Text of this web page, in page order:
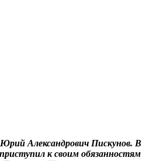
Александрович Пискунов. В
к своим обязанностям